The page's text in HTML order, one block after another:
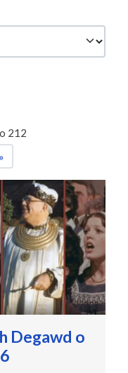
212
Degawd o